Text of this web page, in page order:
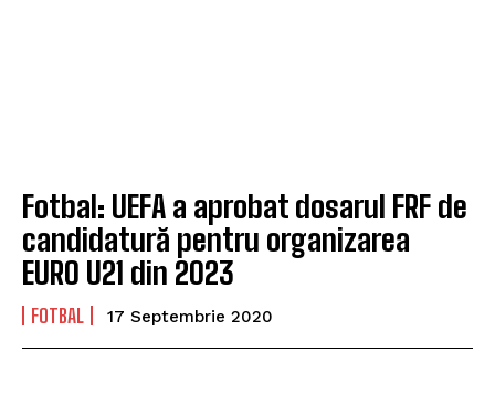
Fotbal: UEFA a aprobat dosarul FRF de
candidatură pentru organizarea
EURO U21 din 2023
FOTBAL 17 Septembrie 2020